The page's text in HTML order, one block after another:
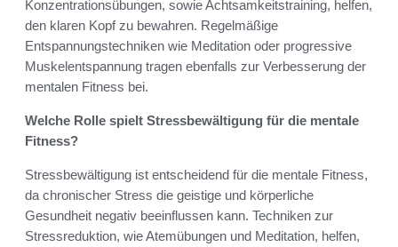
Konzentrationsübungen, sowie Achtsamkeitstraining, helfen,
den klaren Kopf zu bewahren. Regelmäßige
Entspannungstechniken wie Meditation oder progressive
Muskelentspannung tragen ebenfalls zur Verbesserung der
mentalen Fitness bei.
Welche Rolle spielt Stressbewältigung für die mentale
Fitness?
Stressbewältigung ist entscheidend für die mentale Fitness,
da chronischer Stress die geistige und körperliche
Gesundheit negativ beeinflussen kann. Techniken zur
Stressreduktion, wie Atemübungen und Meditation, helfen,